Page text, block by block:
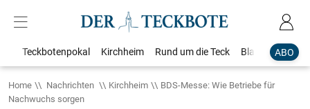
ABO
Teckbotenpokal Kirchheim Rund um die Teck Blaulicht
Home Nachrichten Kirchheim
BDS-Messe: Wie Betriebe für
Nachwuchs sorgen